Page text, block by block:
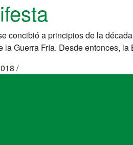
concibió a principios de la
la Guerra Fría. Desde entonces,
/